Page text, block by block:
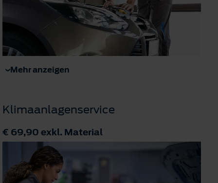
Mehr anzeigen
Klimaanlagenservice
€ 69,90 exkl. Material